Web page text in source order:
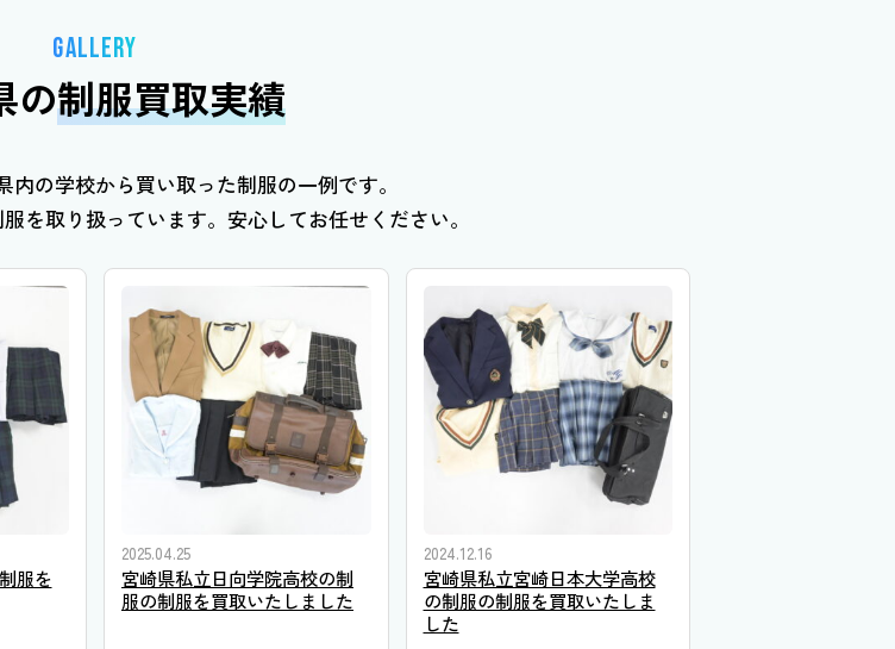
GALLERY
の制服買取実績
内の学校から買い取った制服の一例です。
を取り扱っています。安心してお任せください。
服を
2025.04.25
宮崎県私立日向学院高校の制
服の制服を買取いたしました
2024.12.16
宮崎県私立宮崎日本大学高校
の制服の制服を買取いたしま
した